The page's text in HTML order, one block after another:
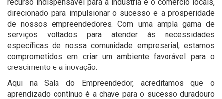
recurso indispensável para a indústria e o comércio locais,
direcionado para impulsionar o sucesso e a prosperidade
de nossos empreendedores. Com uma ampla gama de
serviços voltados para atender às necessidades
específicas de nossa comunidade empresarial, estamos
comprometidos em criar um ambiente favorável para o
crescimento e a inovação.
Aqui na Sala do Empreendedor, acreditamos que o
aprendizado contínuo é a chave para o sucesso duradouro